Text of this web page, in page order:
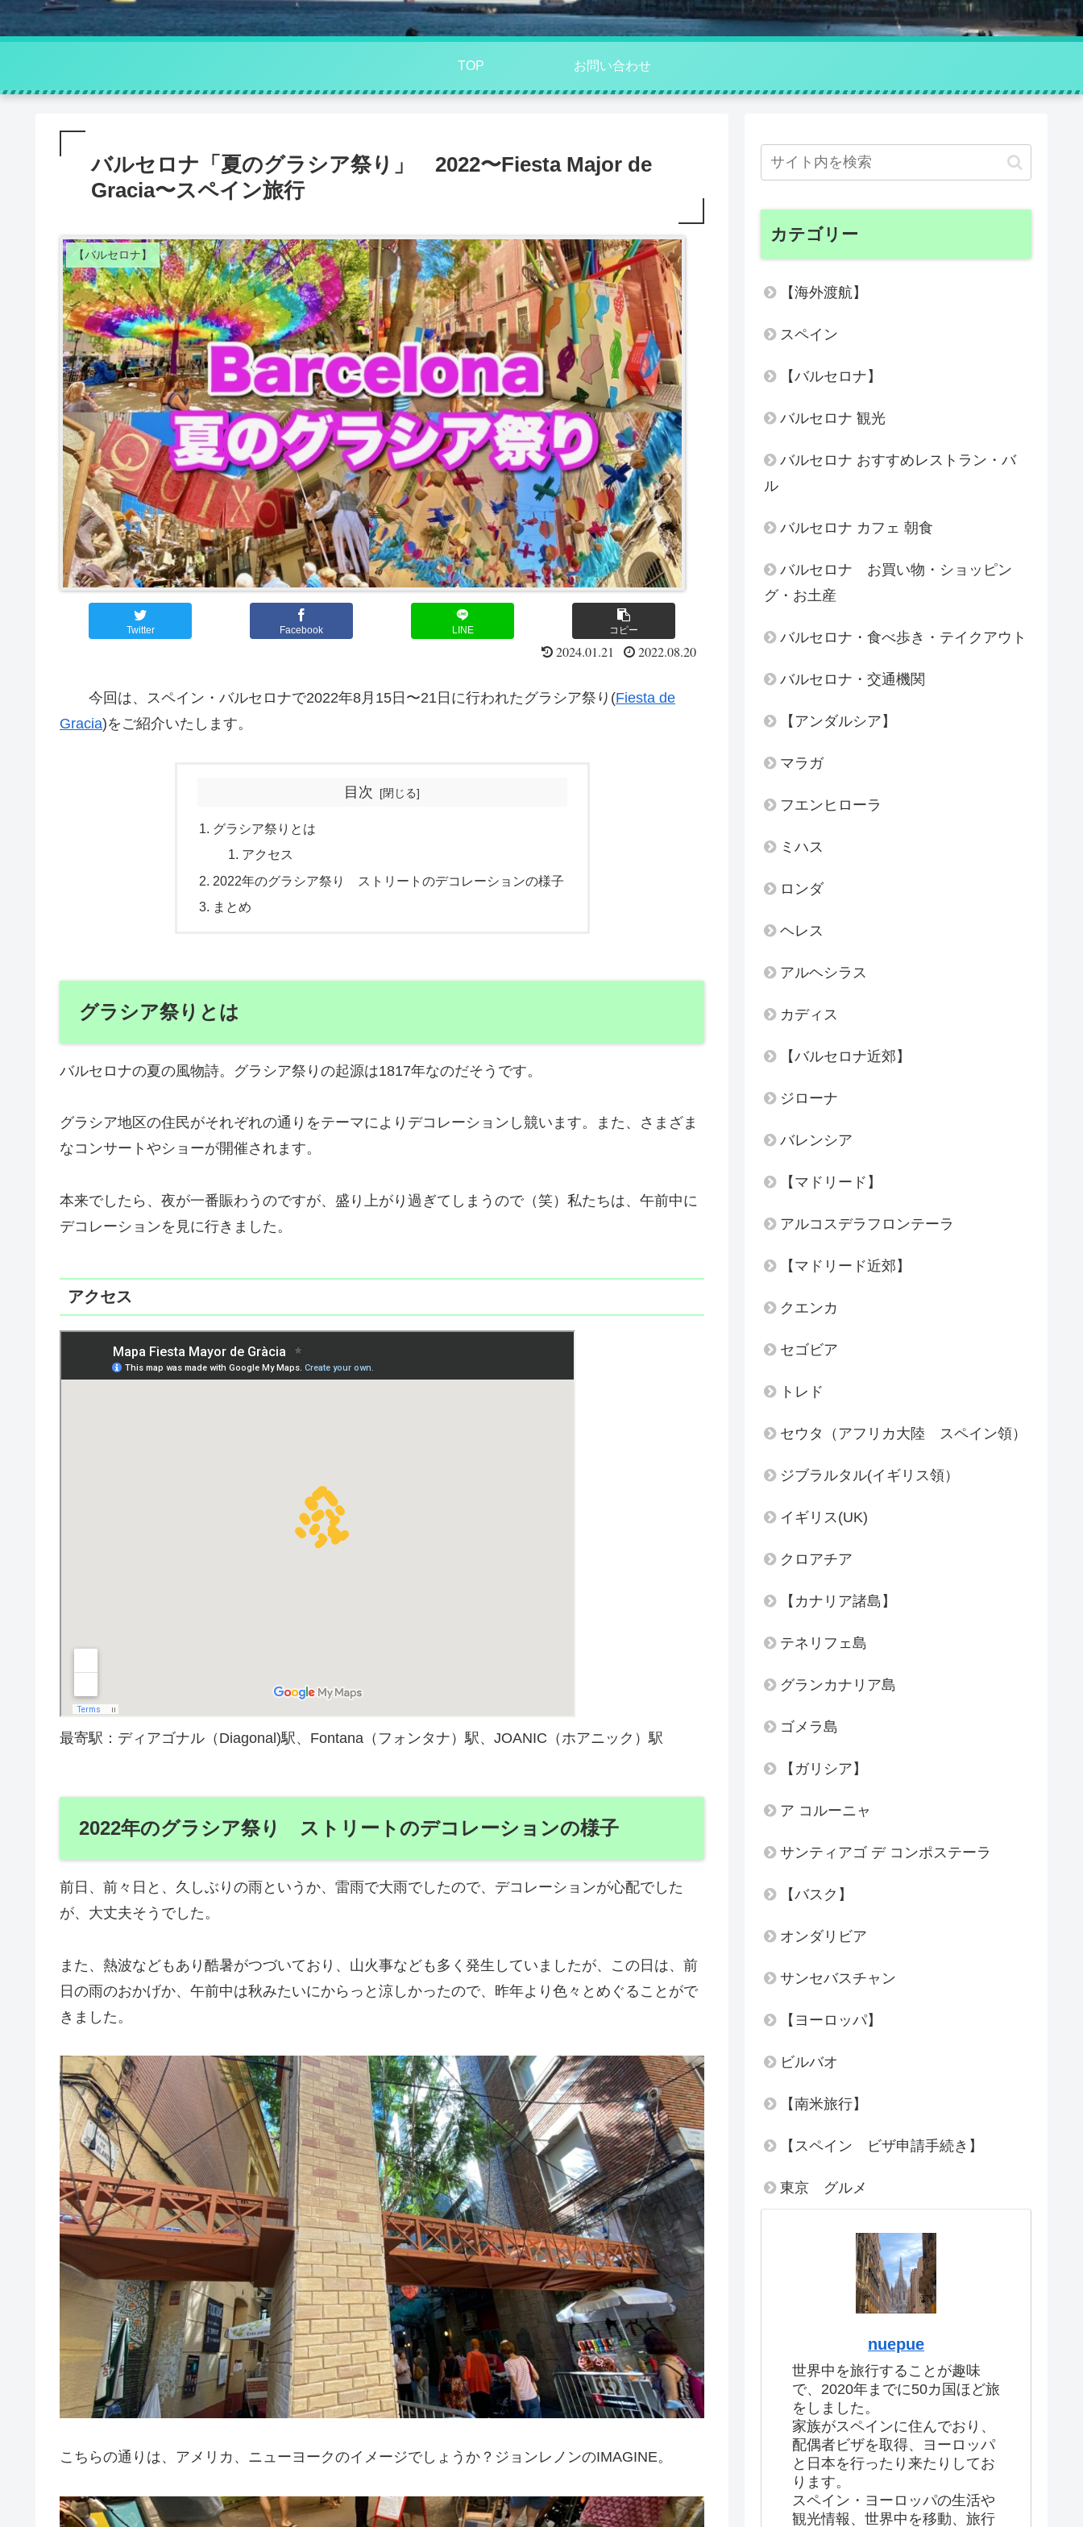
TOP お問い合わせ
バルセロナ「夏のグラシア祭り」 2022〜Fiesta Major de
Gracia〜スペイン旅行
【バルセロナ】
Twitter Facebook LINE コピー
2024.01.21 2022.08.20
今回は、スペイン・バルセロナで2022年8月15日〜21日に行われたグラシア祭り(Fiesta de
Gracia)をご紹介いたします。
目次
グラシア祭りとは
アクセス
2022年のグラシア祭り ストリートのデコレーションの様子
まとめ
グラシア祭りとは
バルセロナの夏の風物詩。グラシア祭りの起源は1817年なのだそうです。
グラシア地区の住民がそれぞれの通りをテーマによりデコレーションし競います。また、さまざま
なコンサートやショーが開催されます。
本来でしたら、夜が一番賑わうのですが、盛り上がり過ぎてしまうので（笑）私たちは、午前中に
デコレーションを見に行きました。
アクセス
最寄駅：ディアゴナル（Diagonal)駅、Fontana（フォンタナ）駅、JOANIC（ホアニック）駅
2022年のグラシア祭り ストリートのデコレーションの様子
前日、前々日と、久しぶりの雨というか、雷雨で大雨でしたので、デコレーションが心配でした
が、大丈夫そうでした。
また、熱波などもあり酷暑がつづいており、山火事なども多く発生していましたが、この日は、前
日の雨のおかげか、午前中は秋みたいにからっと涼しかったので、昨年より色々とめぐることがで
きました。
こちらの通りは、アメリカ、ニューヨークのイメージでしょうか？ジョンレノンのIMAGINE。
カテゴリー
【海外渡航】
スペイン
【バルセロナ】
バルセロナ 観光
バルセロナ おすすめレストラン・バ
ル
バルセロナ カフェ 朝食
バルセロナ お買い物・ショッピン
グ・お土産
バルセロナ・食べ歩き・テイクアウト
バルセロナ・交通機関
【アンダルシア】
マラガ
フエンヒローラ
ミハス
ロンダ
ヘレス
アルヘシラス
カディス
【バルセロナ近郊】
ジローナ
バレンシア
【マドリード】
アルコスデラフロンテーラ
【マドリード近郊】
クエンカ
セゴビア
トレド
セウタ（アフリカ大陸 スペイン領）
ジブラルタル(イギリス領）
イギリス(UK)
クロアチア
【カナリア諸島】
テネリフェ島
グランカナリア島
ゴメラ島
【ガリシア】
ア コルーニャ
サンティアゴ デ コンポステーラ
【バスク】
オンダリビア
サンセバスチャン
【ヨーロッパ】
ビルバオ
【南米旅行】
【スペイン ビザ申請手続き】
東京 グルメ
nuepue
世界中を旅行することが趣味
で、2020年までに50カ国ほど旅
をしました。
家族がスペインに住んでおり、
配偶者ビザを取得、ヨーロッパ
と日本を行ったり来たりしてお
ります。
スペイン・ヨーロッパの生活や
観光情報、世界中を移動、旅行